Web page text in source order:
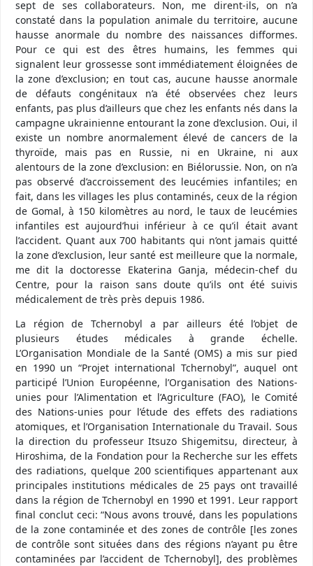
sept de ses collaborateurs. Non, me dirent-ils, on n’a
constaté dans la population animale du territoire, aucune
hausse anormale du nombre des naissances difformes.
Pour ce qui est des êtres humains, les femmes qui
signalent leur grossesse sont immédiatement éloignées de
la zone d’exclusion; en tout cas, aucune hausse anormale
de défauts congénitaux n’a été observées chez leurs
enfants, pas plus d’ailleurs que chez les enfants nés dans la
campagne ukrainienne entourant la zone d’exclusion. Oui, il
existe un nombre anormalement élevé de cancers de la
thyroïde, mais pas en Russie, ni en Ukraine, ni aux
alentours de la zone d’exclusion: en Biélorussie. Non, on n’a
pas observé d’accroissement des leucémies infantiles; en
fait, dans les villages les plus contaminés, ceux de la région
de Gomal, à 150 kilomètres au nord, le taux de leucémies
infantiles est aujourd’hui inférieur à ce qu’il était avant
l’accident. Quant aux 700 habitants qui n’ont jamais quitté
la zone d’exclusion, leur santé est meilleure que la normale,
me dit la doctoresse Ekaterina Ganja, médecin-chef du
Centre, pour la raison sans doute qu’ils ont été suivis
médicalement de très près depuis 1986.
La région de Tchernobyl a par ailleurs été l’objet de
plusieurs études médicales à grande échelle.
L’Organisation Mondiale de la Santé (OMS) a mis sur pied
en 1990 un “Projet international Tchernobyl”, auquel ont
participé l’Union Européenne, l’Organisation des Nations-
unies pour l’Alimentation et l’Agriculture (FAO), le Comité
des Nations-unies pour l’étude des effets des radiations
atomiques, et l’Organisation Internationale du Travail. Sous
la direction du professeur Itsuzo Shigemitsu, directeur, à
Hiroshima, de la Fondation pour la Recherche sur les effets
des radiations, quelque 200 scientifiques appartenant aux
principales institutions médicales de 25 pays ont travaillé
dans la région de Tchernobyl en 1990 et 1991. Leur rapport
final conclut ceci: “Nous avons trouvé, dans les populations
de la zone contaminée et des zones de contrôle [les zones
de contrôle sont situées dans des régions n’ayant pu être
contaminées par l’accident de Tchernobyl], des problèmes